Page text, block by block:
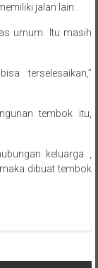
jalan lain.
umum. Itu masih
terselesaikan,”
tembok itu,
keluarga ,
dibuat tembok